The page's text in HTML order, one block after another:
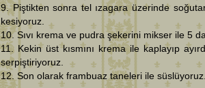
9. Piştikten sonra tel ızagara üzerinde
kesiyoruz.
10. Sıvı krema ve pudra şekerini mikser ile 5
11. Kekin üst kısmını krema ile kaplayıp
serpiştiriyoruz.
12. Son olarak frambuaz taneleri ile süslüyoruz.